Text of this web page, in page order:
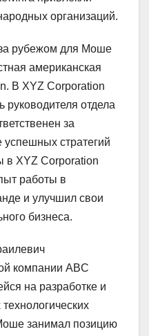
организаций.
рубежом для Моше
американская
В XYZ Corporation
отдела
за
успешных стратегий
в XYZ Corporation
работы в
и улучшил свои
бизнеса.
компании ABC
на разработке и
занимал позицию